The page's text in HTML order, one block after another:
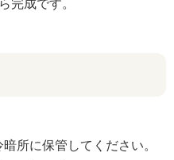
完成です。
所に保管してください。